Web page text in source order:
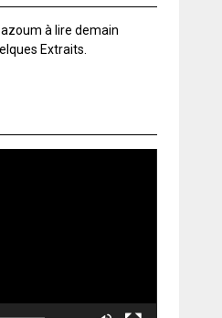
à lire demain
Extraits.